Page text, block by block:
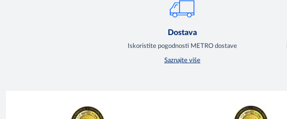
Dostava
Iskoristite pogodnosti METRO dostave
Saznajte više